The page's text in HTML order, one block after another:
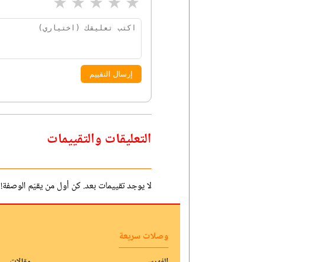
إرسال التقييم
التعليقات والتقييمات
لا يوجد تقييمات بعد. كن أول من يقيّم الوصفة!
وصلات سريعة